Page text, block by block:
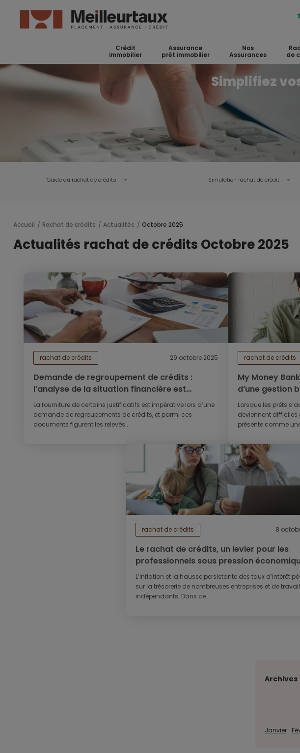
Crédit
immobilier
Assurance
prêt immobilier
Nos
Assurances
de
Simplifiez
Guide du rachat de crédits Simulation rachat de crédit
Accueil Rachat de crédits Actualités Octobre 2025
Actualités rachat de crédits Octobre 2025
rachat de crédits 29 octobre 2025
Demande de regroupement de crédits :
l’analyse de la situation financière est
incontournable
La fourniture de certains justificatifs est impérative lors d’une
demande de regroupements de crédits, et parmi ces
documents figurent les relevés...
rachat de crédits
My Money
d’une gestion
Lorsque les prêts
deviennent difficiles
présente comme
rachat de crédits 8
Le rachat de crédits, un levier pour les
professionnels sous pression
L’inflation et la hausse persistante des taux d’intérêt
sur la trésorerie de nombreuses entreprises et de
indépendants. Dans ce...
Archives
Janvier